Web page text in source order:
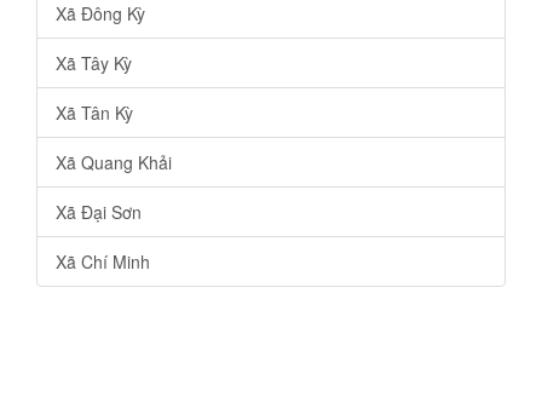
Xã Đông Kỳ
Xã Tây Kỳ
Xã Tân Kỳ
Xã Quang Khải
Xã Đại Sơn
Xã Chí Minh